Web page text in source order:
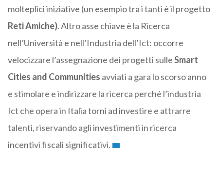
molteplici iniziative (un esempio tra i tanti è il progetto
Reti Amiche). Altro asse chiave è la Ricerca
nell’Università e nell’Industria dell’Ict: occorre
velocizzare l’assegnazione dei progetti sulleSmart
Cities and Communities avviati a gara lo scorso anno
e stimolare e indirizzare la ricerca perché l’industria
Ict che opera in Italia torni ad investire e attrarre
talenti, riservando agli investimenti in ricerca
incentivi fiscali significativi.